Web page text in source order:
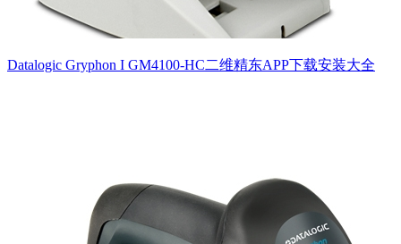
Datalogic Gryphon I GM4100-HC二维精东APP下载安装大全